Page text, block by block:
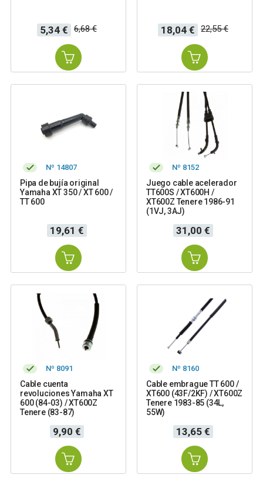
Precio
5,34 €
Precio
base
6,68 € Precio
18,04 €
Precio
base
22,55 €
Nº 14807
Pipa de bujía original
Yamaha XT 350 / XT 600 /
TT 600
Precio
19,61 €
Nº 8152
Juego cable acelerador
TT600S / XT600H /
XT600Z Tenere 1986-91
(1VJ, 3AJ)
Precio
31,00 €
Nº 8091
Cable cuenta
revoluciones Yamaha XT
600 (84-03) / XT600Z
Tenere (83-87)
Precio
9,90 €
Nº 8160
Cable embrague TT 600 /
XT600 (43F/2KF) / XT600Z
Tenere 1983-85 (34L,
55W)
Precio
13,65 €